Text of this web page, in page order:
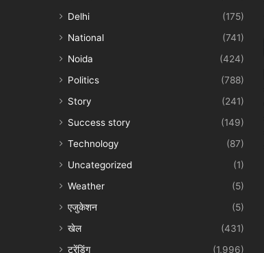
Delhi
(175)
National
(741)
Noida
(424)
Politics
(788)
Story
(241)
Success story
(149)
Technology
(87)
Uncategorized
(1)
Weather
(5)
एजुकेशन
(5)
खेल
(431)
ट्रेंडिंग
(1,996)